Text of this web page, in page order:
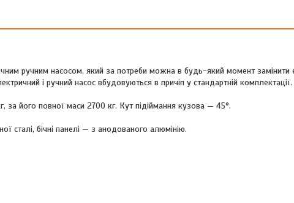
ручним насосом, який за потреби можна в будь-який момент замінити
і ручний насос вбудовуються в причіп у стандартній комплектації.
за його повної маси 2700 кг. Кут підіймання кузова — 45°.
сталі, бічні панелі — з анодованого алюмінію.